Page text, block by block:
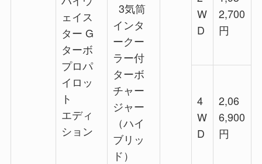
ェイス
ター G
ターボ
プロパ
イロッ
ト
エディ
ション
3気筒
インタ
ークー
ラー付
ターボ
チャー
ジャー
（ハイ
ブリッ
ド）
W
D
2,700
円
4
W
D
2,06
6,900
円